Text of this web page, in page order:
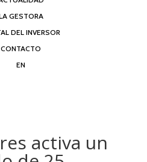
GESTORA
DEL INVERSOR
CONTACTO
EN
activa un